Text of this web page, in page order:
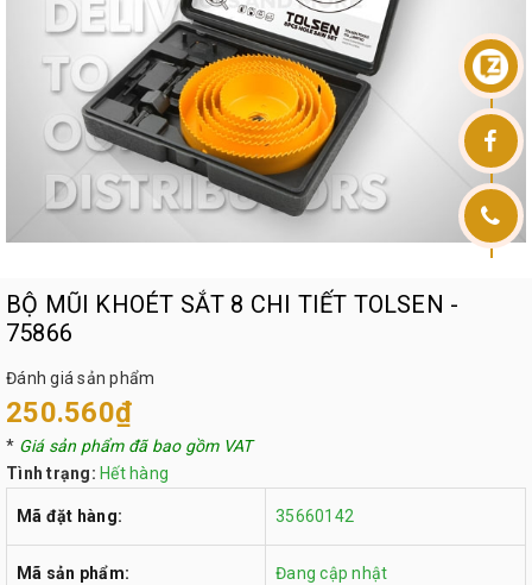
BỘ MŨI KHOÉT SẮT 8 CHI TIẾT TOLSEN -
75866
Đánh giá sản phẩm
250.560₫
* Giá sản phẩm đã bao gồm VAT
Tình trạng: Hết hàng
Mã đặt hàng: 35660142
Mã sản phẩm: Đang cập nhật